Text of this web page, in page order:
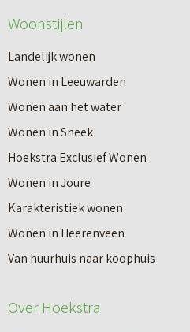
Woonstijlen
Landelijk wonen
Wonen in Leeuwarden
Wonen aan het water
Wonen in Sneek
Hoekstra Exclusief Wonen
Wonen in Joure
Karakteristiek wonen
Wonen in Heerenveen
Van huurhuis naar koophuis
Over Hoekstra